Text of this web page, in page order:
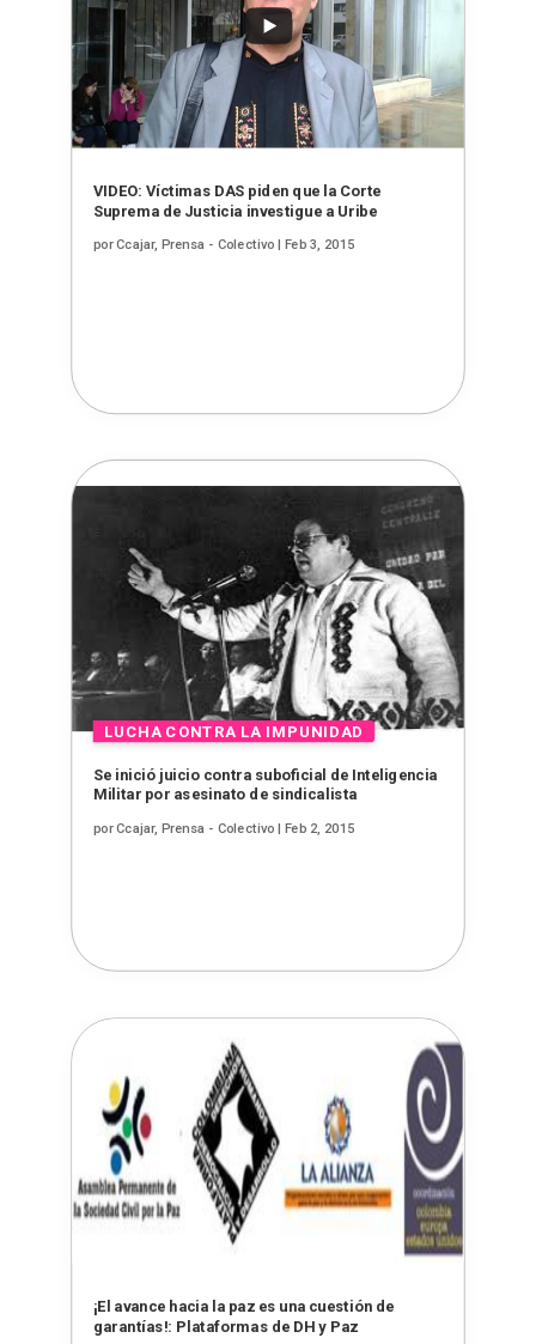
VIDEO: Víctimas DAS piden que la Corte
Suprema de Justicia investigue a Uribe
porCcajar, Prensa - Colectivo | Feb 3, 2015
Se inició juicio contra suboficial de Inteligencia
Militar por asesinato de sindicalista
porCcajar, Prensa - Colectivo | Feb 2, 2015
¡El avance hacia la paz es una cuestión de
garantías!: Plataformas de DH y Paz